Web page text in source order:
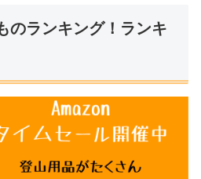
のランキング！ランキ